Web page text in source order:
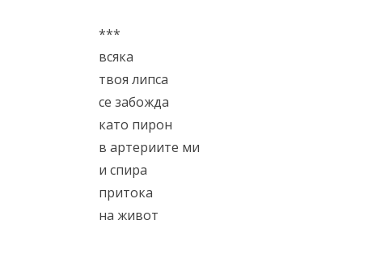
***
всяка
твоя липса
се забожда
като пирон
в артериите ми
и спира
притока
на живот